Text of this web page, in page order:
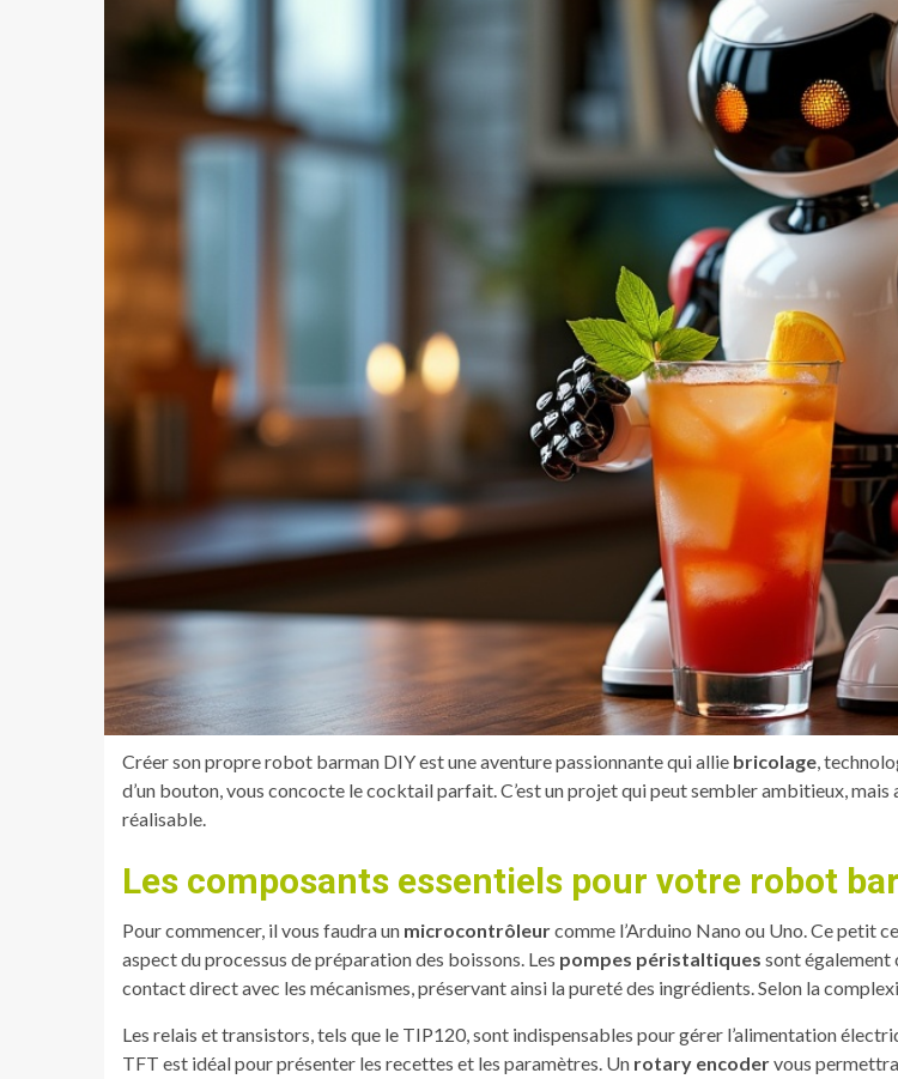
Créer son propre robot barman DIY est une aventure passionnante qui allie bricolage,
d’un bouton, vous concocte le cocktail parfait. C’est un projet qui peut sembler ambitieux,
réalisable.
Les composants essentiels pour votre robot
Pour commencer, il vous faudra un microcontrôleurcomme l’Arduino Nano ou Uno. Ce petit
aspect du processus de préparation des boissons. Les pompes péristaltiques sont également
contact direct avec les mécanismes, préservant ainsi la pureté des ingrédients. Selon la
Les relais et transistors, tels que le TIP120, sont indispensables pour gérer l’alimentation
TFT est idéal pour présenter les recettes et les paramètres. Un rotary encodervous